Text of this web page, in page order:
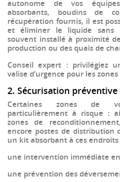
autonome de vos
absorbants, boudins de
récupération fournis, il est
et éliminer le liquide sans
souvent installé à proximité
production ou des quais de
Conseil expert : privilégiez
valise d’urgence pour les
2. Sécurisation préventive
Certaines zones de
particulièrement à risque :
zones de reconditionnement
encore postes de distribution
un kit absorbant à ces
une intervention immédiate
une prévention des